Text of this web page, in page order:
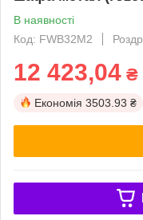
В наявності
Код: FWB32M2
12 423,04 ₴
Економія 3503.93 ₴